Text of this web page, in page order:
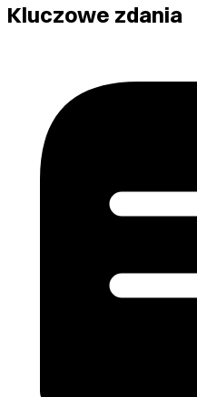
Kluczowe zdania